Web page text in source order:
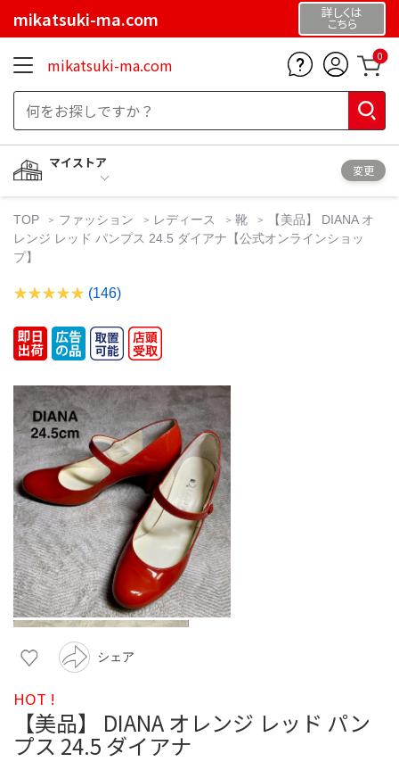
mikatsuki-ma.com 詳しくは
こちら
mikatsuki-ma.com 0
マイストア
変更
TOP ファッション レディース 靴
【美品】 DIANA オ
レンジ レッド パンプス 24.5 ダイアナ【公式オンラインショッ
プ】
(146)
シェア
HOT !
【美品】 DIANA オレンジ レッド パン
プス 24.5 ダイアナ